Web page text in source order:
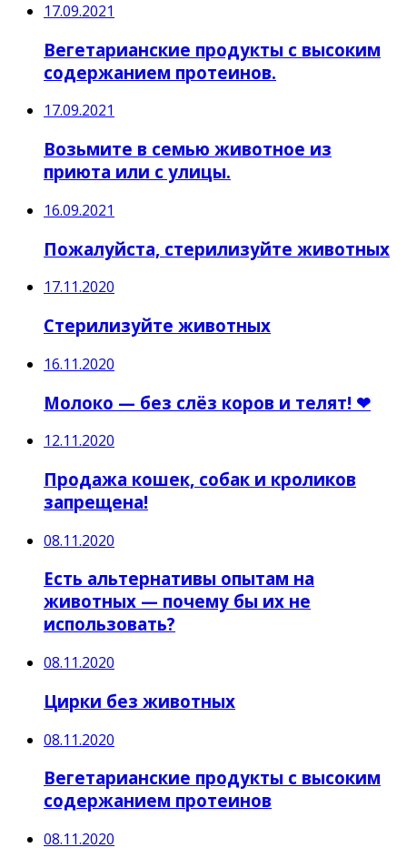
17.09.2021
Вегетарианские продукты с высоким
содержанием протеинов.
17.09.2021
Возьмите в семью животное из
приюта или с улицы.
16.09.2021
Пожалуйста, стерилизуйте животных
17.11.2020
Стерилизуйте животных
16.11.2020
Молоко — без слёз коров и телят! ❤
12.11.2020
Продажа кошек, собак и кроликов
запрещена!
08.11.2020
Есть альтернативы опытам на
животных — почему бы их не
использовать?
08.11.2020
Цирки без животных
08.11.2020
Вегетарианские продукты с высоким
содержанием протеинов
08.11.2020